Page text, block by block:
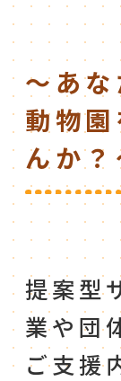
～あ
動物
んか？
提案型
業や団
ご支援